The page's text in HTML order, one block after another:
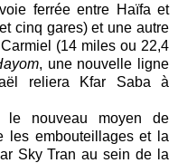
ferrée entre Haïfa et
cinq gares) et une autre
(14 miles ou 22,4
, une nouvelle ligne
reliera Kfar Saba à
le nouveau moyen de
les embouteillages et la
Sky Tran au sein de la